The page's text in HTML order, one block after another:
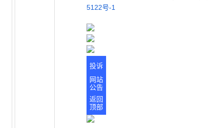
5122号-1
投诉
网站
公告
返回
顶部